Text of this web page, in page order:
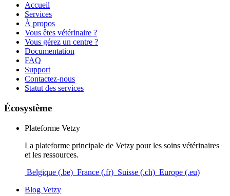
Accueil
Services
À propos
Vous êtes vétérinaire ?
Vous gérez un centre ?
Documentation
FAQ
Support
Contactez-nous
Statut des services
Écosystème
Plateforme Vetzy
La plateforme principale de Vetzy pour les soins vétérinaires
et les ressources.
Belgique (.be) France (.fr) Suisse (.ch) Europe (.eu)
Blog Vetzy